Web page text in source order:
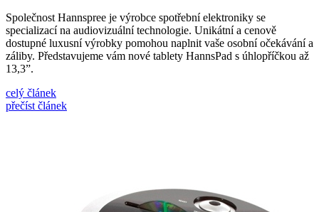
Společnost Hannspree je výrobce spotřební elektroniky se
specializací na audiovizuální technologie. Unikátní a cenově
dostupné luxusní výrobky pomohou naplnit vaše osobní očekávání a
záliby. Představujeme vám nové tablety HannsPad s úhlopříčkou až
13,3”.
celý článek
přečíst článek